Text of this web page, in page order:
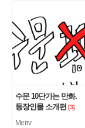
수문 10단가는 만화.
등장인물 소개편 [3]
Merrv